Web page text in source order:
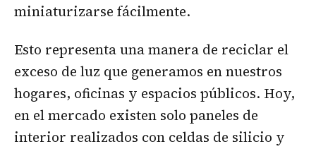
miniaturizarse fácilmente.
Esto representa una manera de reciclar el
exceso de luz que generamos en nuestros
hogares, oficinas y espacios públicos. Hoy,
en el mercado existen solo paneles de
interior realizados con celdas de silicio y